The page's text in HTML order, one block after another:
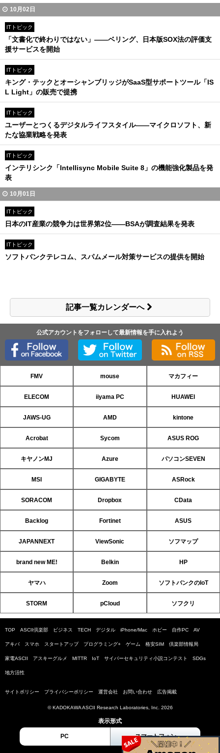
10月02日
ITトピック
「文書化で終わりではない」――ベリング、日本版SOX法の評価支
援サービスを開始
ITトピック
キング・テックとオーシャンブリッジがSaaS型サポートツール「IS
L Light」の販売で提携
ITトピック
ユーザーとつくるデジタルライフスタイル――マイクロソフト、新
たな協業戦略を発表
ITトピック
インテリシンク「Intellisync Mobile Suite 8」の機能強化製品を発
表
10月01日
ITトピック
日本のIT産業の競争力は世界第2位――BSAが調査結果を発表
ITトピック
ソフトバンクテレコム、スパムメール対策サービスの提供を開始
記事一覧カレンダーへ
公式アカウントをフォローして最新情報を手に入れよう
FMV mouse マカフィー
ELECOM iiyama PC HUAWEI
JAWS-UG AMD kintone
Acrobat Sycom ASUS ROG
キヤノンMJ Azure パソコンSEVEN
MSI GIGABYTE ASRock
SORACOM Dropbox CData
Backlog Fortinet ASUS
JAPANNEXT ViewSonic ソフマップ
brand new ME! Belkin HP
ヤマハ Zoom ソフトバンクのIoT
STORM pCloud ソフクリ
TOP ASCII倶楽部 ビジネス TECH デジタル iPhone/Mac ホビー 自作PC AV
アキバ スマホ スタートアップ プログラミング+ ゲーム 格安SIM 倶楽部情報局
家電ASCII アスキーグルメ MITTR IoT サイバーセキュリティ小説コンテスト SDGs
地方活性
サイトポリシー プライバシーポリシー 運営会社 お問い合わせ 広告掲載
© KADOKAWA ASCII Research Laboratories, Inc. 2026
表示形式
PC スマートフォン